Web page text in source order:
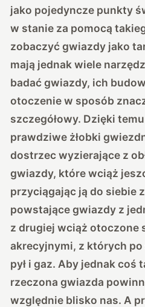
jako pojedyncze punkty
w stanie za pomocą
zobaczyć gwiazdy jako
mają jednak wiele
badać gwiazdy, ich
otoczenie w sposób
szczegółowy. Dzięki
prawdziwe żłobki
dostrzec wyzierające z
gwiazdy, które wciąż
przyciągając ją do siebie
powstające gwiazdy z
z drugiej wciąż otoczone
akrecyjnymi, z których
pył i gaz. Aby jednak coś
rzeczona gwiazda
względnie blisko nas. A